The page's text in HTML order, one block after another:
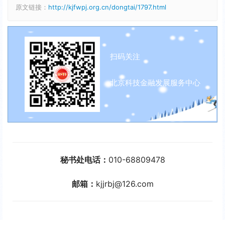
原文链接： http://kjfwpj.org.cn/dongtai/1797.html
扫码关注
北京科技金融发展服务中心
秘书处电话： 010-68809478
邮箱： kjjrbj@126.com